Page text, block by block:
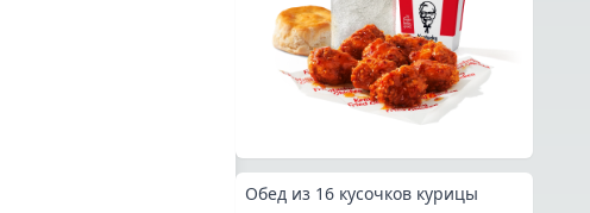
Обед из 16 кусочков курицы